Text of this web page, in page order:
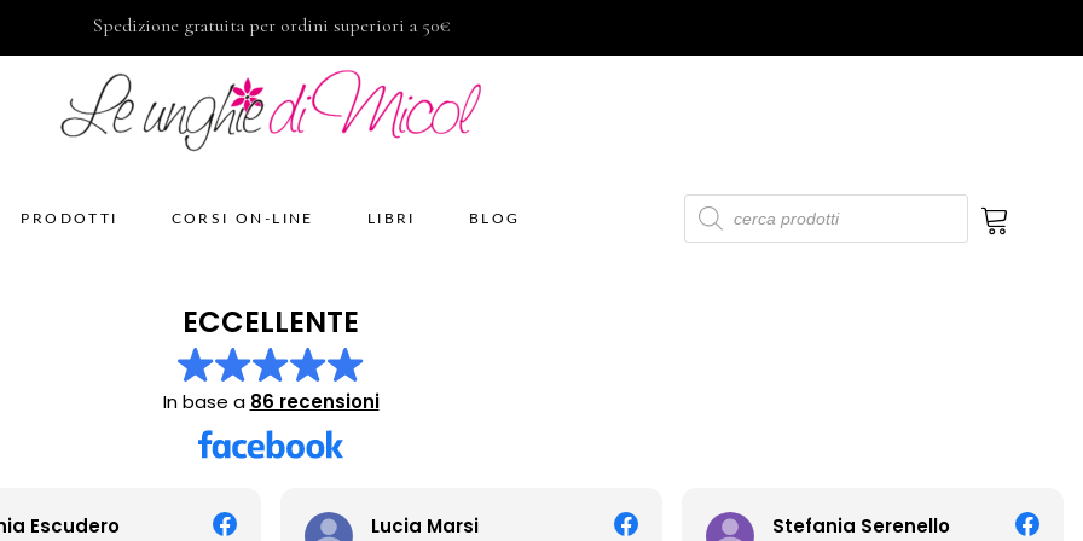
Spedizione gratuita per ordini superiori a 50€
PRODOTTI CORSI ON-LINE LIBRI BLOG
Products
search
ECCELLENTE
In base a 86 recensioni
Lucia Marsi Stefania Serenello Francesca